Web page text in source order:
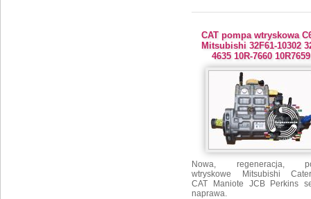
CAT pompa wtryskowa
Mitsubishi 32F61-10302
4635 10R-7660 10R7659
Nowa, regeneracja,
wtryskowe Mitsubishi
CAT Maniote JCB Perkins
naprawa.